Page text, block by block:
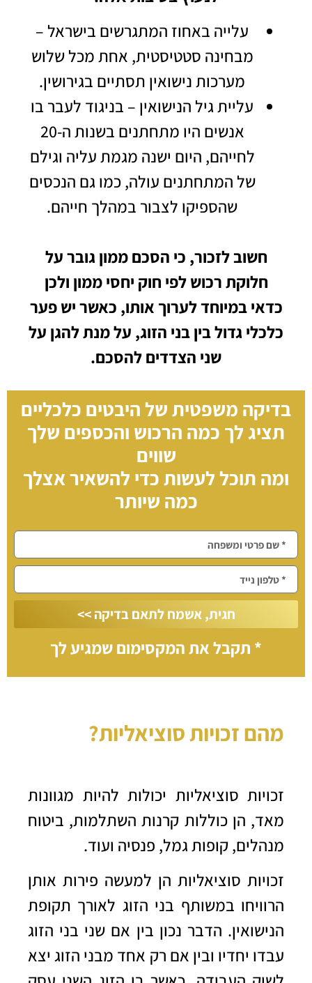
עלייה באחוז המתגרשים בישראל –
מבחינה סטטיסטית, אחת מכל שלוש
מערכות נישואין תסתיים בגירושין.
עליית גיל הנישואין – בניגוד לעבר בו
אנשים היו מתחתנים בשנות ה-20
לחייהם, היום ישנה מגמת עליה וגילם
של המתחתנים עולה, כמו גם הנכסים
שהספיקו לצבור במהלך חייהם.
חשוב לזכור, כי הסכם ממון גובר על
חלוקת רכוש לפי חוק יחסי ממון ולכן
כדאי במיוחד לערוך אותו, כאשר יש פער
כלכלי גדול בין בני הזוג, על מנת להגן על
שני הצדדים להסכם.
בדיקה משפטית של היבטים כלכליים
תציג לך כמה הרכוש והכספים שלך
שווים
ומה תוכל לעשות כדי להשאיר אצלך
כמה שיותר
חגית, אשמח לתאם בדיקה >>
* תקבל את המקסימום שמגיע לך
מהם זכויות סוציאליות?
זכויות סוציאליות יכולות להיות מגוונות
מאד, הן כוללות קרנות השתלמות, ביטוח
מנהלים, קופות גמל, פנסיה ועוד.
זכויות סוציאליות הן למעשה פירות אותן
הרוויחו במשותף בני הזוג לאורך תקופת
הנישואין. הדבר נכון בין אם שני בני הזוג
עבדו יחדיו ובין אם רק אחד מבני הזוג יצא